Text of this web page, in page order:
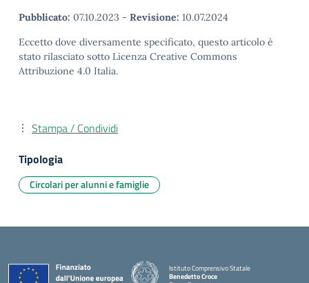
Pubblicato: 07.10.2023 - Revisione: 10.07.2024
Eccetto dove diversamente specificato, questo articolo è
stato rilasciato sotto Licenza Creative Commons
Attribuzione 4.0 Italia.
Stampa / Condividi
Tipologia
Circolari per alunni e famiglie
Istituto Comprensivo Statale
Benedetto Croce